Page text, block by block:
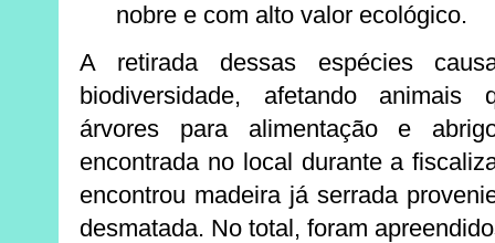
nobre e com alto valor ecológico.
A retirada dessas espécies
biodiversidade, afetando animais
árvores para alimentação e
encontrada no local durante a
encontrou madeira já serrada
desmatada. No total, foram